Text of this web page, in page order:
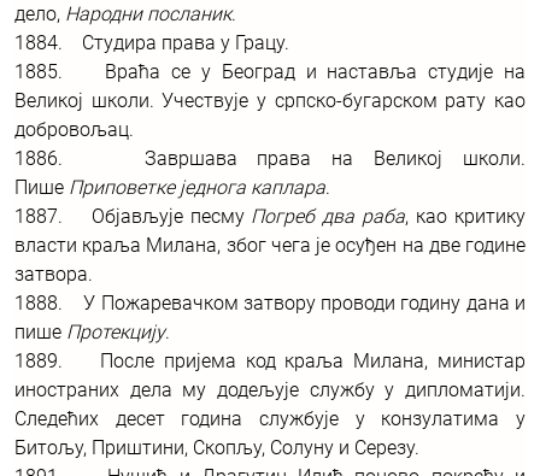
дело, Народни посланик.
1884. Студира права у Грацу.
1885. Враћа се у Београд и наставља студије на
Великој школи. Учествује у српско-бугарском рату као
добровољац.
1886. Завршава права на Великој школи.
Пише Приповетке једнога каплара.
1887. Објављује песму Погреб два раба, као критику
власти краља Милана, због чега је осуђен на две године
затвора.
1888. У Пожаревачком затвору проводи годину дана и
пише Протекцију.
1889. После пријема код краља Милана, министар
иностраних дела му додељује службу у дипломатији.
Следећих десет година службује у конзулатима у
Битољу, Приштини, Скопљу, Солуну и Серезу.